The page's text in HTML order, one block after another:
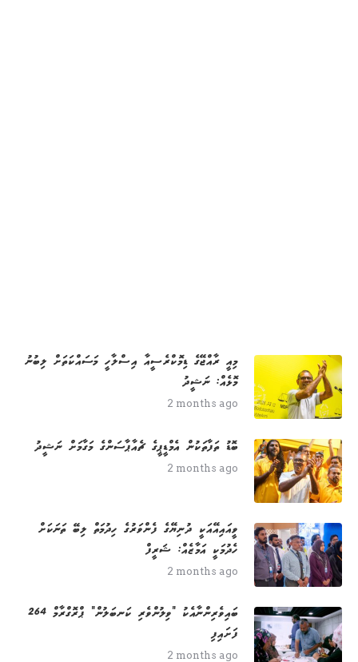
މިއީ ރާއްޖޭގެ ޑިމޮކްރެސީއާ އިސްލާހީ މަސައްކަތަށް ލިބުނު
މޮޅެއް: ނަޝީދު
2 months ago
ބޮޑު ތަފާތަކުން އެމްޑީޕީގެ ޗެއާޕާސަންގެ މަގާމަށް ނަޝީދު
2 months ago
ވީއައިއޭއަކީ ދުނިޔޭގެ ފެންވަރުގެ ހިދުމަތް ލިބޭ ތަނަކަށް
ހެދުމަކީ އަމާޒެއް: ޝަރީފް
2 months ago
264 ބައިވެރިންނާއެކު "ވިލުންވެރި ކަނބަލުން" ޕްރޮގްރާމް
ފަށައިފި
2 months ago